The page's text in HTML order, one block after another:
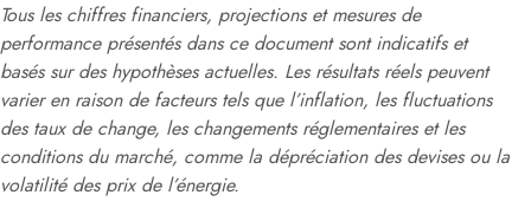
Tous les chiffres financiers, projections et mesures de
performance présentés dans ce document sont indicatifs et
basés sur des hypothèses actuelles. Les résultats réels peuvent
varier en raison de facteurs tels que l’inflation, les fluctuations
des taux de change, les changements réglementaires et les
conditions du marché, comme la dépréciation des devises ou la
volatilité des prix de l’énergie.